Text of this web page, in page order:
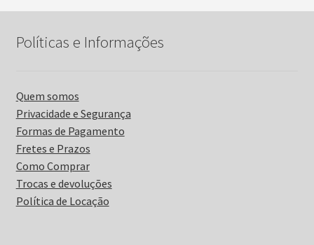
Políticas e Informações
Quem somos
Privacidade e Segurança
Formas de Pagamento
Fretes e Prazos
Como Comprar
Trocas e devoluções
Política de Locação